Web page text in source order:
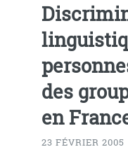
des
en
23 FÉVRIER 2005